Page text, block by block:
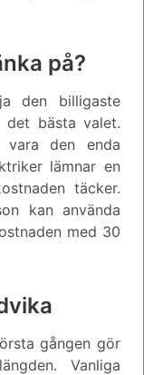
på?
den billigaste
bästa valet.
den enda
lämnar en
täcker.
kan använda
med 30
gången gör
Vanliga